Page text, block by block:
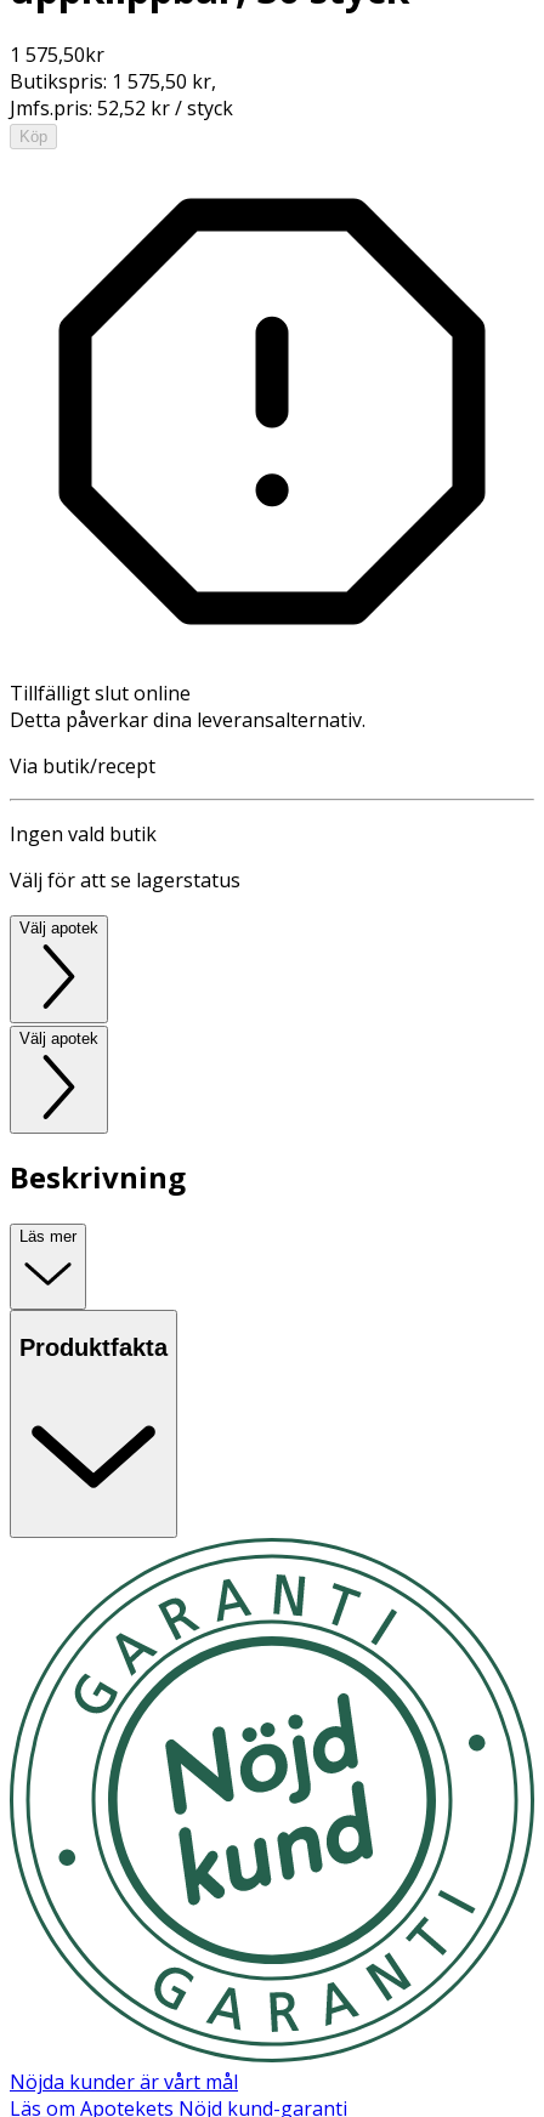
1 575,50kr
Butikspris: 1 575,50 kr,
Jmfs.pris: 52,52 kr / styck
Köp
Tillfälligt slut online
Detta påverkar dina leveransalternativ.
Via butik/recept
Ingen vald butik
Välj för att se lagerstatus
Välj apotek
Välj apotek
Beskrivning
Läs mer
Produktfakta
Nöjda kunder är vårt mål
Läs om Apotekets Nöjd kund-garanti